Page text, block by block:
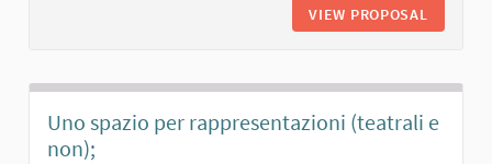
VIEW PROPOSAL
Uno spazio per rappresentazioni (teatrali e
non);